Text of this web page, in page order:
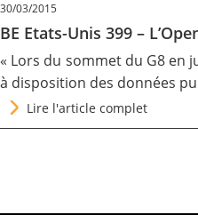
30/03/2015
BE Etats-Unis 399 –
« Lors du sommet du G8 en
à disposition des données
Lire l'article complet